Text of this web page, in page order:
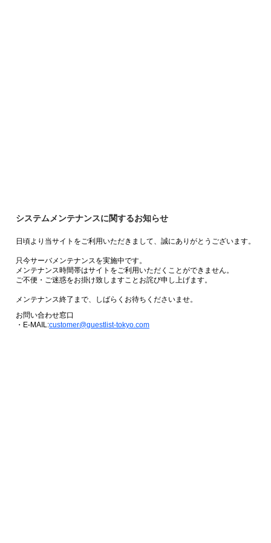
システムメンテナンスに関するお知らせ
日頃より当サイトをご利用いただきまして、誠にありがとうございます。
只今サーバメンテナンスを実施中です。
メンテナンス時間帯はサイトをご利用いただくことができません。
ご不便・ご迷惑をお掛け致しますことお詫び申し上げます。
メンテナンス終了まで、しばらくお待ちくださいませ。
お問い合わせ窓口
・E-MAIL:customer@guestlist-tokyo.com